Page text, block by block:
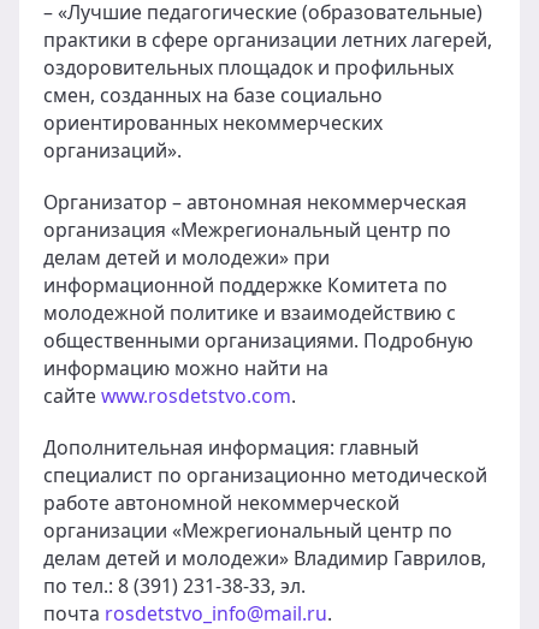
– «Лучшие педагогические (образовательные)
практики в сфере организации летних лагерей,
оздоровительных площадок и профильных
смен, созданных на базе социально
ориентированных некоммерческих
организаций».
Организатор – автономная некоммерческая
организация «Межрегиональный центр по
делам детей и молодежи» при
информационной поддержке Комитета по
молодежной политике и взаимодействию с
общественными организациями. Подробную
информацию можно найти на
сайтеwww.rosdetstvo.com.
Дополнительная информация: главный
специалист по организационно методической
работе автономной некоммерческой
организации «Межрегиональный центр по
делам детей и молодежи» Владимир Гаврилов,
по тел.: 8 (391) 231-38-33, эл.
почта rosdetstvo_info@mail.ru.